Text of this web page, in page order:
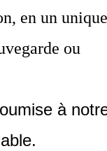
en un unique
ou
à